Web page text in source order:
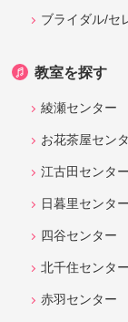
ブライダル/セ
教室を探す
綾瀬センター
お花茶屋セン
江古田センター
日暮里センター
四谷センター
北千住センター
赤羽センター